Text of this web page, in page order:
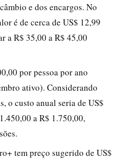
e dos encargos. No
é de cerca de US$ 12,99
a R$ 35,00 a R$ 45,00
por pessoa por ano
ativo). Considerando
o custo anual seria de US$
a R$ 1.750,00,
tem preço sugerido de US$